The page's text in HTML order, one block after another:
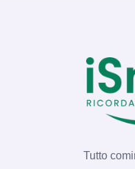
Tutto